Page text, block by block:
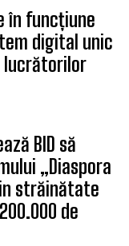
în funcțiune
digital unic
lucrătorilor
BID să
„Diaspora
străinătate
de